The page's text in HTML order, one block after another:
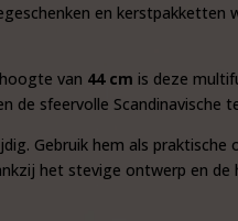
en
van 44 cm is deze
sfeervolle Scandinavische
Gebruik hem als
het stevige ontwerp en